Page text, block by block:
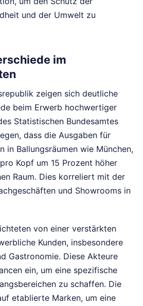
und der Umwelt zu
im
zeigen sich deutliche
beim Erwerb hochwertiger
Statistischen Bundesamtes
dass die Ausgaben für
in Ballungsräumen wie München,
Kopf um 15 Prozent höher
Raum. Dies korreliert mit der
und Showrooms in
von einer verstärkten
Kunden, insbesondere
Gastronomie. Diese Akteure
ein, um eine spezifische
zu schaffen. Die
etablierte Marken, um eine